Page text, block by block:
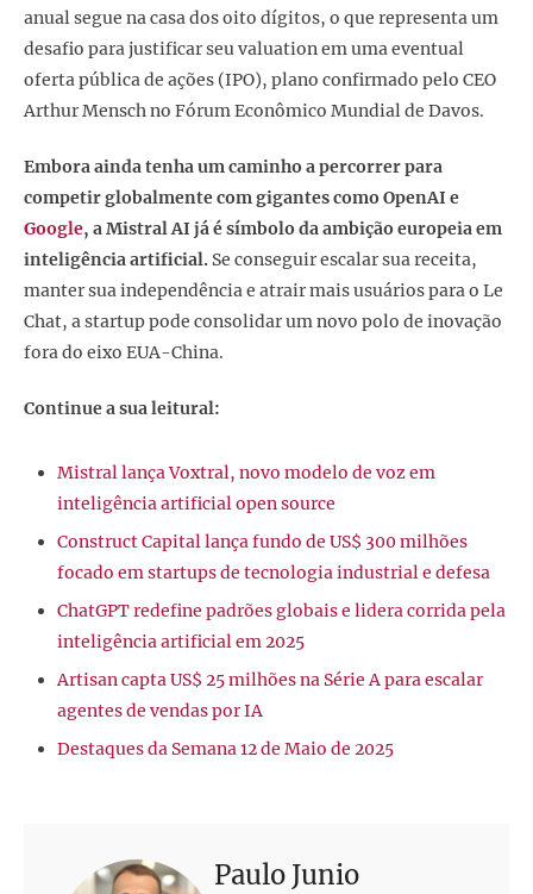
anual segue na casa dos oito dígitos, o que representa um
desafio para justificar seu valuation em uma eventual
oferta pública de ações (IPO), plano confirmado pelo CEO
Arthur Mensch no Fórum Econômico Mundial de Davos.
Embora ainda tenha um caminho a percorrer para
competir globalmente com gigantes como OpenAI e
Google, a Mistral AI já é símbolo da ambição europeia em
inteligência artificial. Se conseguir escalar sua receita,
manter sua independência e atrair mais usuários para o Le
Chat, a startup pode consolidar um novo polo de inovação
fora do eixo EUA-China.
Continue a sua leitural:
Mistral lança Voxtral, novo modelo de voz em
inteligência artificial open source
Construct Capital lança fundo de US$ 300 milhões
focado em startups de tecnologia industrial e defesa
ChatGPT redefine padrões globais e lidera corrida pela
inteligência artificial em 2025
Artisan capta US$ 25 milhões na Série A para escalar
agentes de vendas por IA
Destaques da Semana 12 de Maio de 2025
Paulo Junio